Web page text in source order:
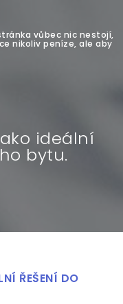
vůbec nic nestojí,
nikoliv peníze, ale aby
ideální
bytu.
ŘEŠENÍ DO